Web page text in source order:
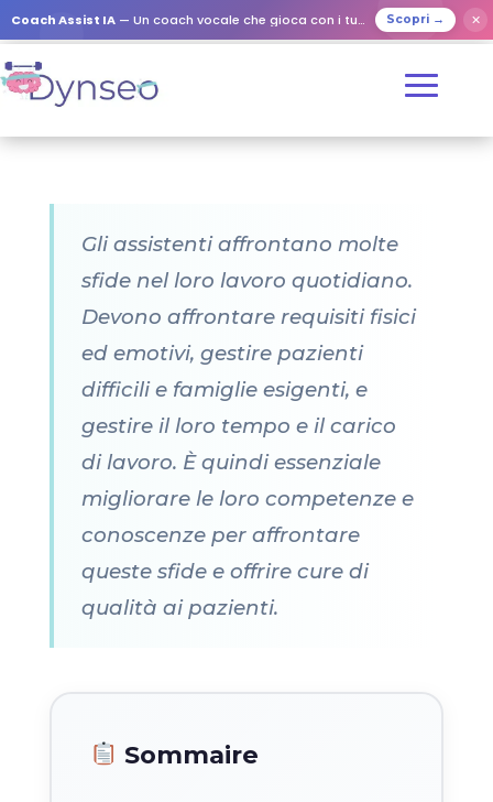
Coach Assist IA — Un coach vocale che gioca con i tuoi cari Scopri → ✕
Gli assistenti affrontano molte
sfide nel loro lavoro quotidiano.
Devono affrontare requisiti fisici
ed emotivi, gestire pazienti
difficili e famiglie esigenti, e
gestire il loro tempo e il carico
di lavoro. È quindi essenziale
migliorare le loro competenze e
conoscenze per affrontare
queste sfide e offrire cure di
qualità ai pazienti.
Sommaire